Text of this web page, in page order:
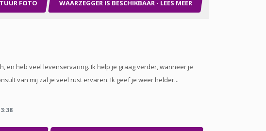
FOTO WAARZEGGER IS BESCHIKBAAR - LEES MEER
en heb veel levenservaring. Ik help je graag verder, wanneer je
van mij zal je veel rust ervaren. Ik geef je weer helder...